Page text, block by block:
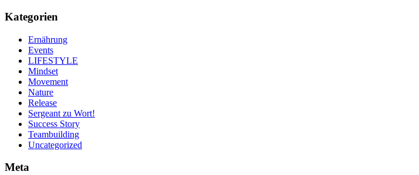
Kategorien
Ernährung
Events
LIFESTYLE
Mindset
Movement
Nature
Release
Sergeant zu Wort!
Success Story
Teambuilding
Uncategorized
Meta